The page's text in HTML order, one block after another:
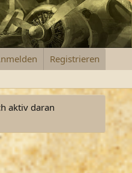
Registrieren
aktiv daran